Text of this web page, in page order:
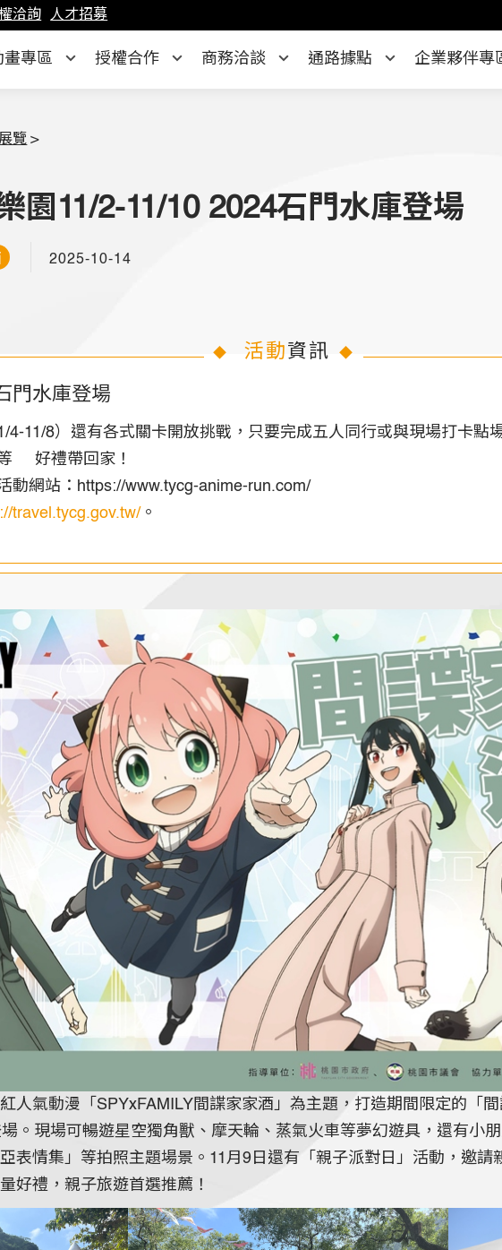
洽詢 人才招募
畫專區 授權合作 商務洽談 通路據點 企業夥伴專
覽 >
園11/2-11/10 2024石門水庫登場
2025-10-14
◆ 活動資訊 ◆
門水庫登場
4-11/8）還有各式關卡開放挑戰，只要完成五人同行或與現場打卡點
好禮帶回家！
動網站：https://www.tycg-anime-run.com/
travel.tycg.gov.tw/ 。
人氣動漫「SPYxFAMILY間諜家家酒」為主題，打造期間限定的「
。現場可暢遊星空獨角獸、摩天輪、蒸氣火車等夢幻遊具，還有小
表情集」等拍照主題場景。11月9日還有「親子派對日」活動，邀請
好禮，親子旅遊首選推薦！